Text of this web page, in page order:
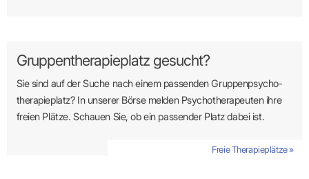
Gruppentherapieplatz gesucht?
Sie sind auf der Suche nach einem passenden Gruppen­psycho­
therapie­platz? In unserer Börse melden Psycho­­thera­­peuten ihre
freien Plätze. Schauen Sie, ob ein passender Platz dabei ist.
Freie Therapieplätze »